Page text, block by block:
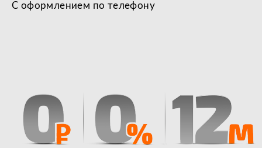
С оформлением по телефону